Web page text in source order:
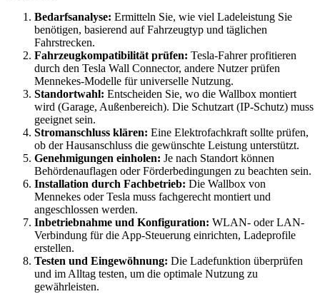
Bedarfsanalyse: Ermitteln Sie, wie viel Ladeleistung Sie
benötigen, basierend auf Fahrzeugtyp und täglichen
Fahrstrecken.
Fahrzeugkompatibilität prüfen: Tesla-Fahrer profitieren
durch den Tesla Wall Connector, andere Nutzer prüfen
Mennekes-Modelle für universelle Nutzung.
Standortwahl: Entscheiden Sie, wo die Wallbox montiert
wird (Garage, Außenbereich). Die Schutzart (IP-Schutz) muss
geeignet sein.
Stromanschluss klären: Eine Elektrofachkraft sollte prüfen,
ob der Hausanschluss die gewünschte Leistung unterstützt.
Genehmigungen einholen: Je nach Standort können
Behördenauflagen oder Förderbedingungen zu beachten sein.
Installation durch Fachbetrieb: Die Wallbox von
Mennekes oder Tesla muss fachgerecht montiert und
angeschlossen werden.
Inbetriebnahme und Konfiguration: WLAN- oder LAN-
Verbindung für die App-Steuerung einrichten, Ladeprofile
erstellen.
Testen und Eingewöhnung: Die Ladefunktion überprüfen
und im Alltag testen, um die optimale Nutzung zu
gewährleisten.